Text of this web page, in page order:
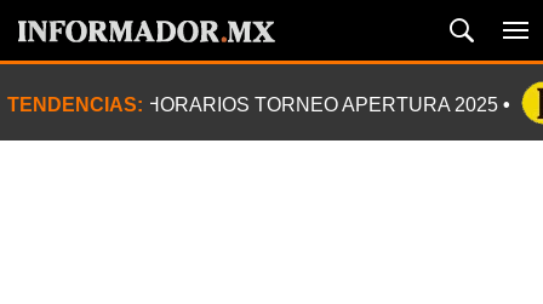
TENDENCIAS: HORARIOS TORNEO APERTURA 2025